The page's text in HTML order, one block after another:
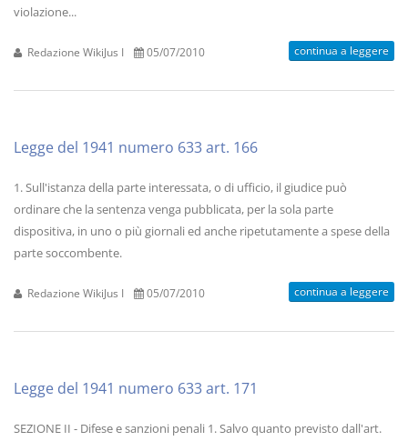
violazione...
Redazione WikiJus I 05/07/2010 continua a leggere
Legge del 1941 numero 633 art. 166
1. Sull'istanza della parte interessata, o di ufficio, il giudice può
ordinare che la sentenza venga pubblicata, per la sola parte
dispositiva, in uno o più giornali ed anche ripetutamente a spese della
parte soccombente.
Redazione WikiJus I 05/07/2010 continua a leggere
Legge del 1941 numero 633 art. 171
SEZIONE II - Difese e sanzioni penali 1. Salvo quanto previsto dall'art.